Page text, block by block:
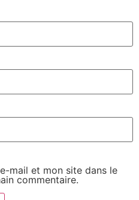
mail et mon site dans le
commentaire.